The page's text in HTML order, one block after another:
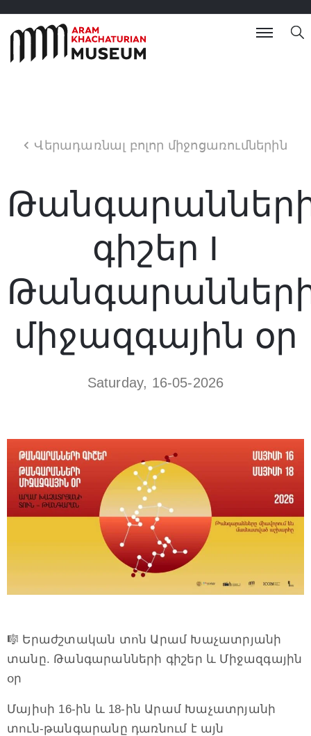
Վերադառնալ բոլոր միջոցառումներին
գիշեր I
միջազգային օր
Saturday, 16-05-2026
🎼 Երաժշտական տոն Արամ Խաչատրյանի
տանը. Թանգարանների գիշեր և Միջազգային
օր
Մայիսի 16-ին և 18-ին Արամ Խաչատրյանի
տուն-թանգարանը դառնում է այն